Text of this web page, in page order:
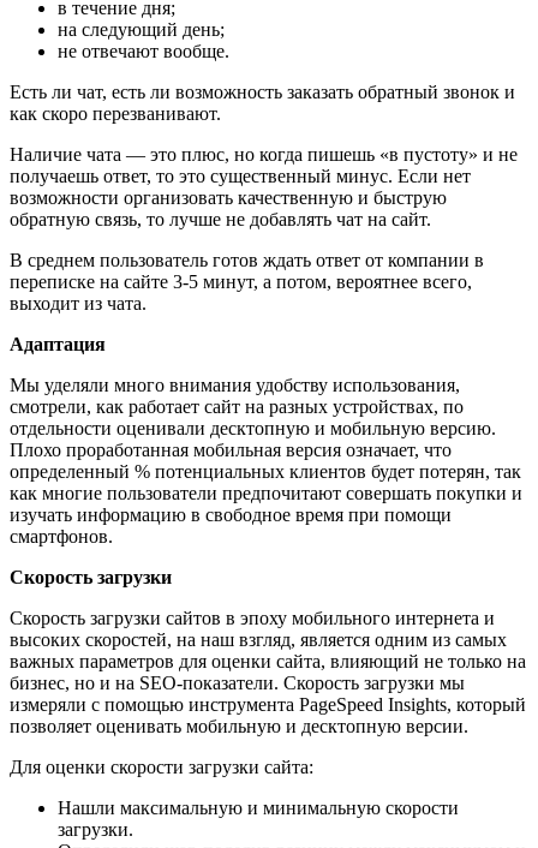
в течение дня;
на следующий день;
не отвечают вообще.
Есть ли чат, есть ли возможность заказать обратный звонок и
как скоро перезванивают.
Наличие чата — это плюс, но когда пишешь «в пустоту» и не
получаешь ответ, то это существенный минус. Если нет
возможности организовать качественную и быструю
обратную связь, то лучше не добавлять чат на сайт.
В среднем пользователь готов ждать ответ от компании в
переписке на сайте 3-5 минут, а потом, вероятнее всего,
выходит из чата.
Адаптация
Мы уделяли много внимания удобству использования,
смотрели, как работает сайт на разных устройствах, по
отдельности оценивали десктопную и мобильную версию.
Плохо проработанная мобильная версия означает, что
определенный % потенциальных клиентов будет потерян, так
как многие пользователи предпочитают совершать покупки и
изучать информацию в свободное время при помощи
смартфонов.
Скорость загрузки
Скорость загрузки сайтов в эпоху мобильного интернета и
высоких скоростей, на наш взгляд, является одним из самых
важных параметров для оценки сайта, влияющий не только на
бизнес, но и на SEO-показатели. Скорость загрузки мы
измеряли с помощью инструмента PageSpeed Insights, который
позволяет оценивать мобильную и десктопную версии.
Для оценки скорости загрузки сайта:
Нашли максимальную и минимальную скорости
загрузки.